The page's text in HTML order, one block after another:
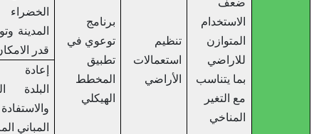
الاستخدام
المتوازن
للاراضي
بما يتناسب
مع التغير
تنظيم
استعمالات
الأراضي
توعوي في
تطبيق
المخطط
الخضراء في
المدينة وتوسيعها
قدر الامكان
إعادة احياء
البلدة القديمة
والاستفادة من
المباني المرممة